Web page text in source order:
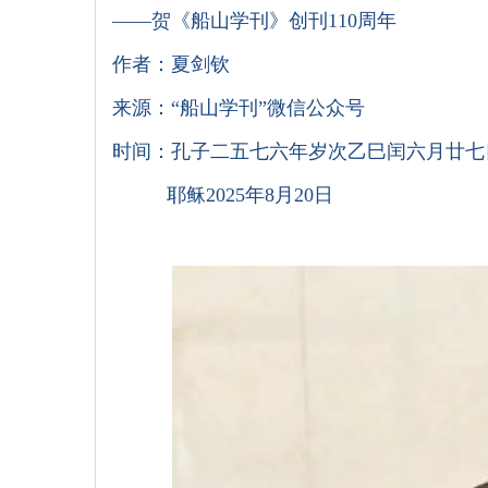
——贺《船山学刊》创刊110周年
作者：夏剑钦
来源：“船山学刊”微信公众号
时间：孔子二五七六年岁次乙巳闰六月廿
耶稣2025年8月20日